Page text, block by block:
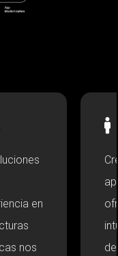
en
nos